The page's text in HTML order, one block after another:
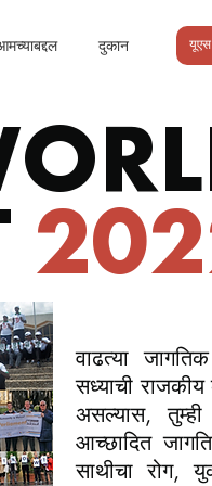
दुकान यूएस
वाढत्या
सध्याची
असल्यास,
आच्छादित
साथीचा रोग,